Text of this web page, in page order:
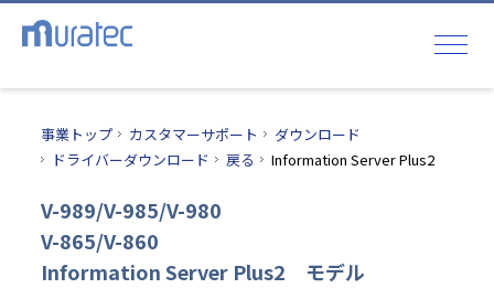
事業トップ カスタマーサポート
ダウンロード
ドライバーダウンロード
戻る Information Server Plus2
V-989/V-985/V-980
V-865/V-860
Information Server Plus2 モデル